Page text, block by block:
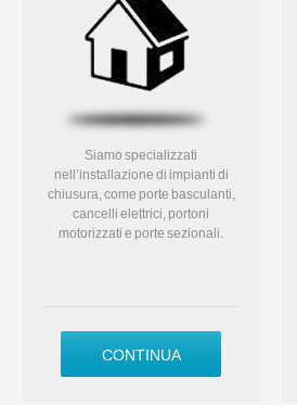
Siamo specializzati
nell’installazione di impianti di
chiusura, come porte basculanti,
cancelli elettrici, portoni
motorizzati e porte sezionali.
CONTINUA